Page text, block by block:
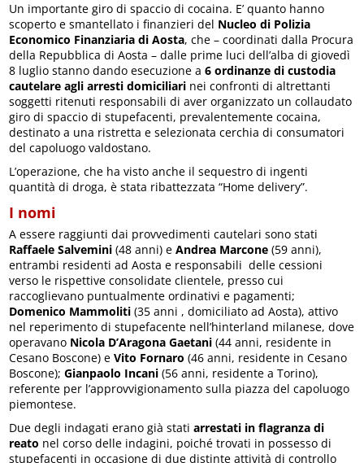
Un importante giro di spaccio di cocaina. E’ quanto hanno
scoperto e smantellato i finanzieri del Nucleo di Polizia
Economico Finanziaria di Aosta, che – coordinati dalla Procura
della Repubblica di Aosta – dalle prime luci dell’alba di giovedì
8 luglio stanno dando esecuzione a6 ordinanze di custodia
cautelare agli arresti domiciliari nei confronti di altrettanti
soggetti ritenuti responsabili di aver organizzato un collaudato
giro di spaccio di stupefacenti, prevalentemente cocaina,
destinato a una ristretta e selezionata cerchia di consumatori
del capoluogo valdostano.
L’operazione, che ha visto anche il sequestro di ingenti
quantità di droga, è stata ribattezzata “Home delivery”.
I nomi
A essere raggiunti dai provvedimenti cautelari sono stati
Raffaele Salvemini(48 anni) eAndrea Marcone (59 anni),
entrambi residenti ad Aosta e responsabili delle cessioni
verso le rispettive consolidate clientele, presso cui
raccoglievano puntualmente ordinativi e pagamenti;
Domenico Mammoliti(35 anni , domiciliato ad Aosta), attivo
nel reperimento di stupefacente nell’hinterland milanese, dove
operavano Nicola D’Aragona Gaetani(44 anni, residente in
Cesano Boscone) eVito Fornaro(46 anni, residente in Cesano
Boscone);Gianpaolo Incani (56 anni, residente a Torino),
referente per l’approvvigionamento sulla piazza del capoluogo
piemontese.
Due degli indagati erano già statiarrestati in flagranza di
reato nel corso delle indagini, poiché trovati in possesso di
stupefacenti in occasione di due distinte attività di controllo